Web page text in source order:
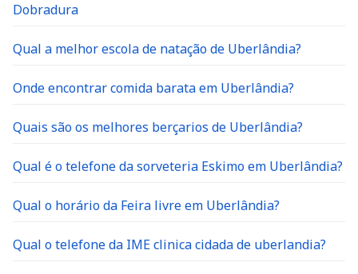
Dobradura
Qual a melhor escola de natação de Uberlândia?
Onde encontrar comida barata em Uberlândia?
Quais são os melhores berçarios de Uberlândia?
Qual é o telefone da sorveteria Eskimo em Uberlândia?
Qual o horário da Feira livre em Uberlândia?
Qual o telefone da IME clinica cidada de uberlandia?